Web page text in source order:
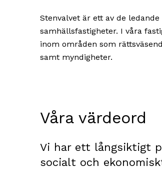
Stenvalvet är ett av de
samhällsfastigheter. I våra
inom områden som
samt myndigheter.
Våra värdeord
Vi har ett långsiktigt
socialt och